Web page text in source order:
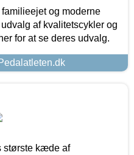
og moderne
af kvalitetscykler og
for at se deres udvalg.
største kæde af